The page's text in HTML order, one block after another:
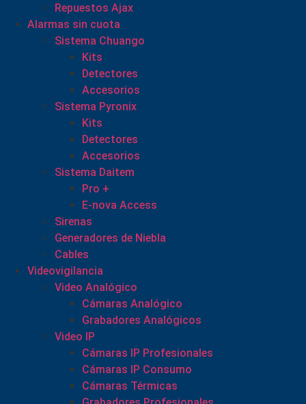
Repuestos Ajax
Alarmas sin cuota
Sistema Chuango
Kits
Detectores
Accesorios
Sistema Pyronix
Kits
Detectores
Accesorios
Sistema Daitem
Pro +
E-nova Access
Sirenas
Generadores de Niebla
Cables
Videovigilancia
Video Analógico
Cámaras Analógico
Grabadores Analógicos
Video IP
Cámaras IP Profesionales
Cámaras IP Consumo
Cámaras Térmicas